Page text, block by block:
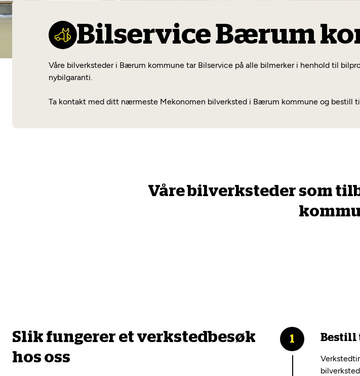
Bilservice Bærum
Våre bilverksteder i Bærum kommune tar Bilservice på alle bilmerker i henhold til
nybilgaranti.
Ta kontakt med ditt nærmeste Mekonomen bilverksted i Bærum kommune og bestill
Våre bilverksteder som
Slik fungerer et verkstedbesøk
hos oss
Bestill